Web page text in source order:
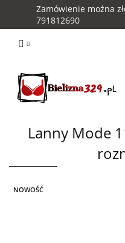
Zamówienie można
791812690
Lanny Mode
NOWOŚĆ